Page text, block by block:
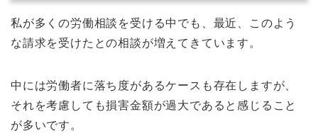
私が多くの労働相談を受ける中でも、最近、このよう
な請求を受けたとの相談が増えてきています。
中には労働者に落ち度があるケースも存在しますが、
それを考慮しても損害金額が過大であると感じること
が多いです。